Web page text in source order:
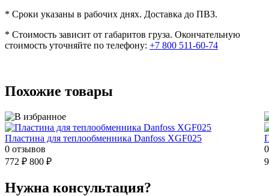
* Сроки указаны в рабочих днях. Доставка до ПВЗ.
* Стоимость зависит от габаритов груза. Окончательную
стоимость уточняйте по телефону: +7 800 511-60-74
Похожие товары
Пластина для теплообменника Danfoss XGF025
0 отзывов
772 ₽ 800 ₽
Нужна консультация?